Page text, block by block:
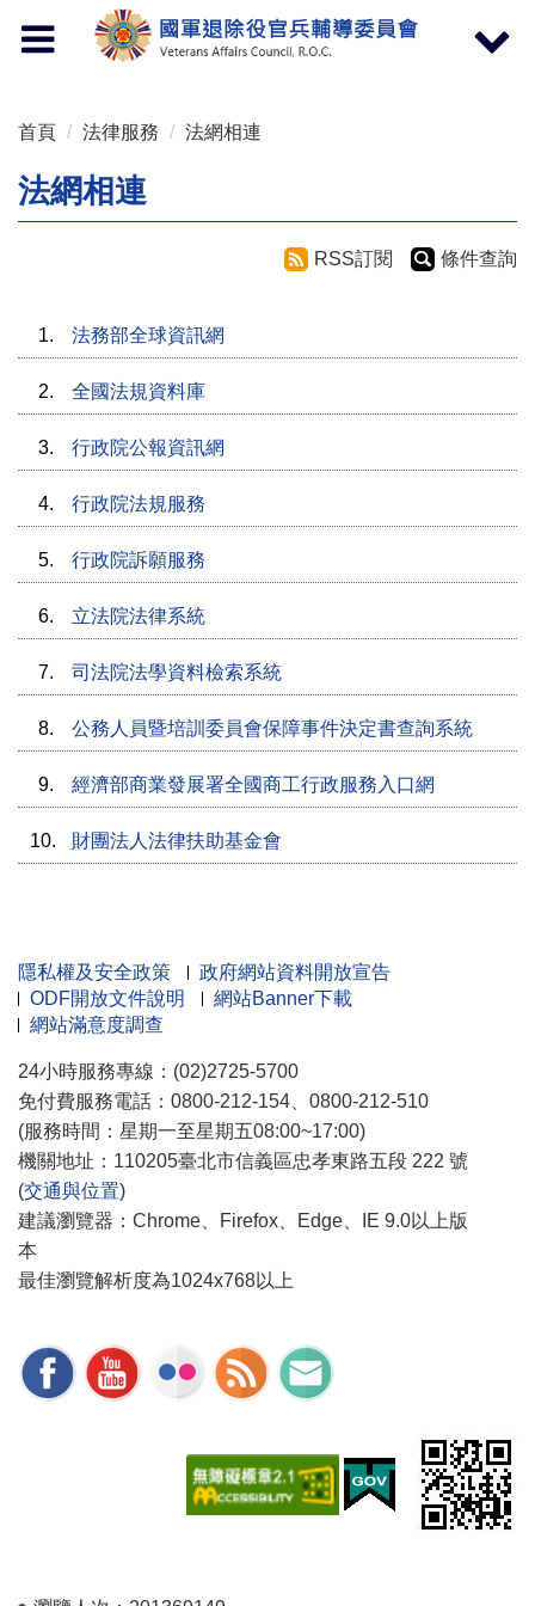
Toggle
navigation
Toggle
首頁 法律服務 法網相連
法網相連
RSS訂閱 條件查詢
1. 法務部全球資訊網
2. 全國法規資料庫
3. 行政院公報資訊網
4. 行政院法規服務
5. 行政院訴願服務
6. 立法院法律系統
7. 司法院法學資料檢索系統
8. 公務人員暨培訓委員會保障事件決定書查詢系統
9. 經濟部商業發展署全國商工行政服務入口網
10. 財團法人法律扶助基金會
隱私權及安全政策
政府網站資料開放宣告
ODF開放文件說明
網站Banner下載
網站滿意度調查
24小時服務專線：(02)2725-5700
免付費服務電話：0800-212-154、0800-212-510
(服務時間：星期一至星期五08:00~17:00)
機關地址：110205臺北市信義區忠孝東路五段 222 號
(交通與位置)
建議瀏覽器：Chrome、Firefox、Edge、IE 9.0以上版
本
最佳瀏覽解析度為1024x768以上